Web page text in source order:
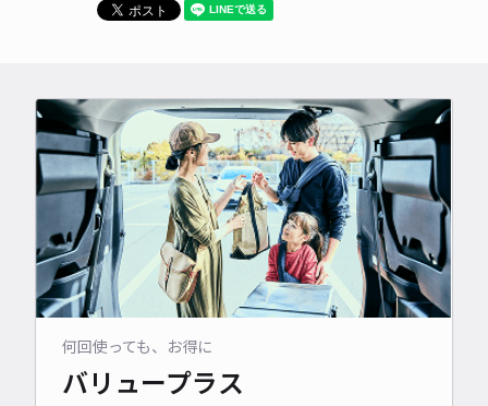
何回使っても、お得に
バリュープラス